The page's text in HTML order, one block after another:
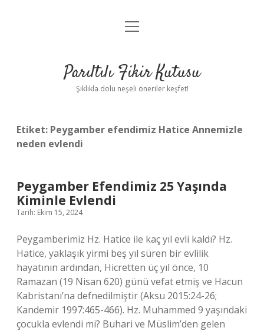
Anasayfa
Yasal Uyarı
menüyü
Parıltılı Fikir Kutusu
Şıklıkla dolu neşeli öneriler keşfet!
Etiket: Peygamber efendimiz Hatice Annemizle
neden evlendi
Peygamber Efendimiz 25 Yaşında
Kiminle Evlendi
Tarih: Ekim 15, 2024
Peygamberimiz Hz. Hatice ile kaç yıl evli kaldı? Hz.
Hatice, yaklaşık yirmi beş yıl süren bir evlilik
hayatının ardından, Hicretten üç yıl önce, 10
Ramazan (19 Nisan 620) günü vefat etmiş ve Hacun
Kabristanı’na defnedilmiştir (Aksu 2015:24-26;
Kandemir 1997:465-466). Hz. Muhammed 9 yaşındaki
çocukla evlendi mi? Buhari ve Müslim’den gelen